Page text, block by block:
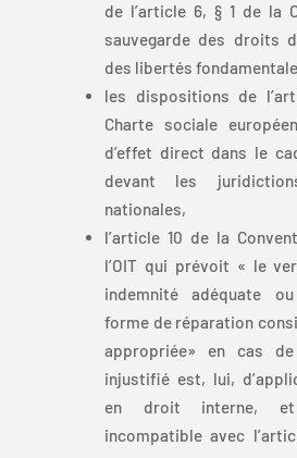
de l’article 6, § 1 de la
sauvegarde des droits
des libertés
les dispositions de
Charte sociale
d’effet direct dans le
devant les
nationales,
l’article 10 de la
l’OIT qui prévoit « le
indemnité adéquate
forme de réparation
appropriée» en cas de
injustifié est, lui,
en droit interne,
incompatible avec